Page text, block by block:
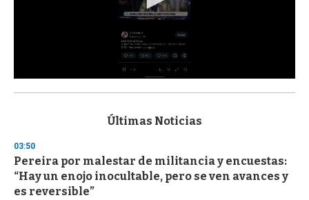
s
d
s
o
3
Últimas Noticias
03:50
Pereira por malestar de militancia y encuestas:
“Hay un enojo inocultable, pero se ven avances y
es reversible”